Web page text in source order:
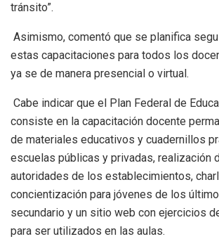
tránsito”.
Asimismo, comentó que se planifica
estas capacitaciones para todos los
ya se de manera presencial o virtual.
Cabe indicar que el Plan Federal de
consiste en la capacitación docente
de materiales educativos y cuadernillos
escuelas públicas y privadas, realización
autoridades de los establecimientos,
concientización para jóvenes de los
secundario y un sitio web con ejercicios
para ser utilizados en las aulas.